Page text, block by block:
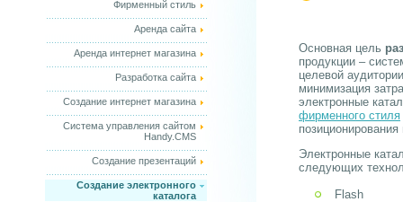
Фирменный стиль
Аренда сайта
Аренда интернет магазина
Разработка сайта
Создание интернет магазина
Система управления сайтом
Handy.CMS
Создание презентаций
Создание электронного
каталога
Основная цель
продукции –
целевой
минимизация
электронные
фирменного стиля
Электронные
следующих
Flash